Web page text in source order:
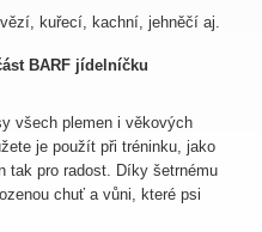
kuřecí, kachní, jehněčí aj.
BARF jídelníčku
všech plemen i věkových
je použít při tréninku, jako
tak pro radost. Díky šetrnému
chuť a vůni, které psi